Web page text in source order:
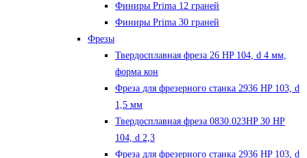
Финиры Prima 12 граней
Финиры Prima 30 граней
Фрезы
Твердосплавная фреза 26 HP 104, d 4 мм,
форма кон
Фреза для фрезерного станка 2936 HP 103, d
1,5 мм
Твердосплавная фреза 0830.023HP 30 HP
104, d 2,3
Фреза для фрезерного станка 2936 HP 103, d